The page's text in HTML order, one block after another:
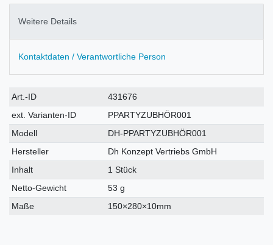
Weitere Details
Kontaktdaten / Verantwortliche Person
Technisches
Merkmal
Wert
Art.-ID
431676
ext. Varianten-ID
PPARTYZUBHÖR001
Modell
DH-PPARTYZUBHÖR001
Hersteller
Dh Konzept Vertriebs GmbH
Inhalt
1 Stück
Netto-Gewicht
53 g
Maße
150×280×10mm